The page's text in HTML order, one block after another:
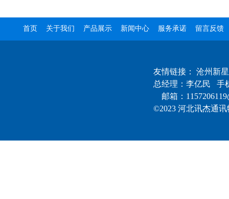
首页 关于我们 产品展示 新闻中心 服务承诺 留言反馈
友情链接： 沧州新
总经理：李亿民 手
邮箱：
©2023 河北讯杰通